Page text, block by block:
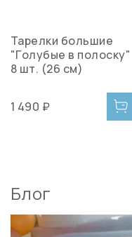
Тарелки большие
"Голубые в полоску"
8 шт. (26 см)
1 490 ₽
Блог